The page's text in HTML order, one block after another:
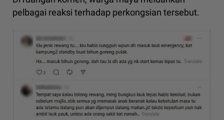
pelbagai reaksi terhadap perkongsian tersebut.